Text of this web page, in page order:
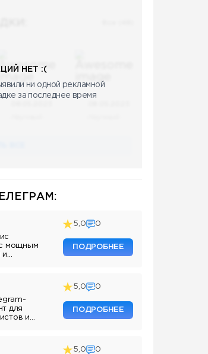
НЕТ :(
ни одной рекламной
за последнее время
с мощным
и
5,0 0
ПОДРОБНЕЕ
для
и
5,0 0
ПОДРОБНЕЕ
5,0 0